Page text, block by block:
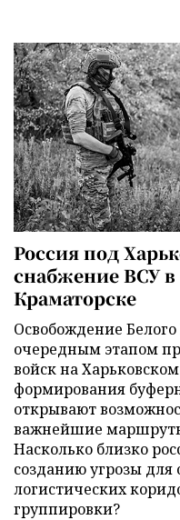
Россия под
снабжение ВСУ в
Краматорске
Освобождение
очередным этапом
войск на
формирования
открывают
важнейшие
Насколько близко
созданию угрозы
логистических
группировки?